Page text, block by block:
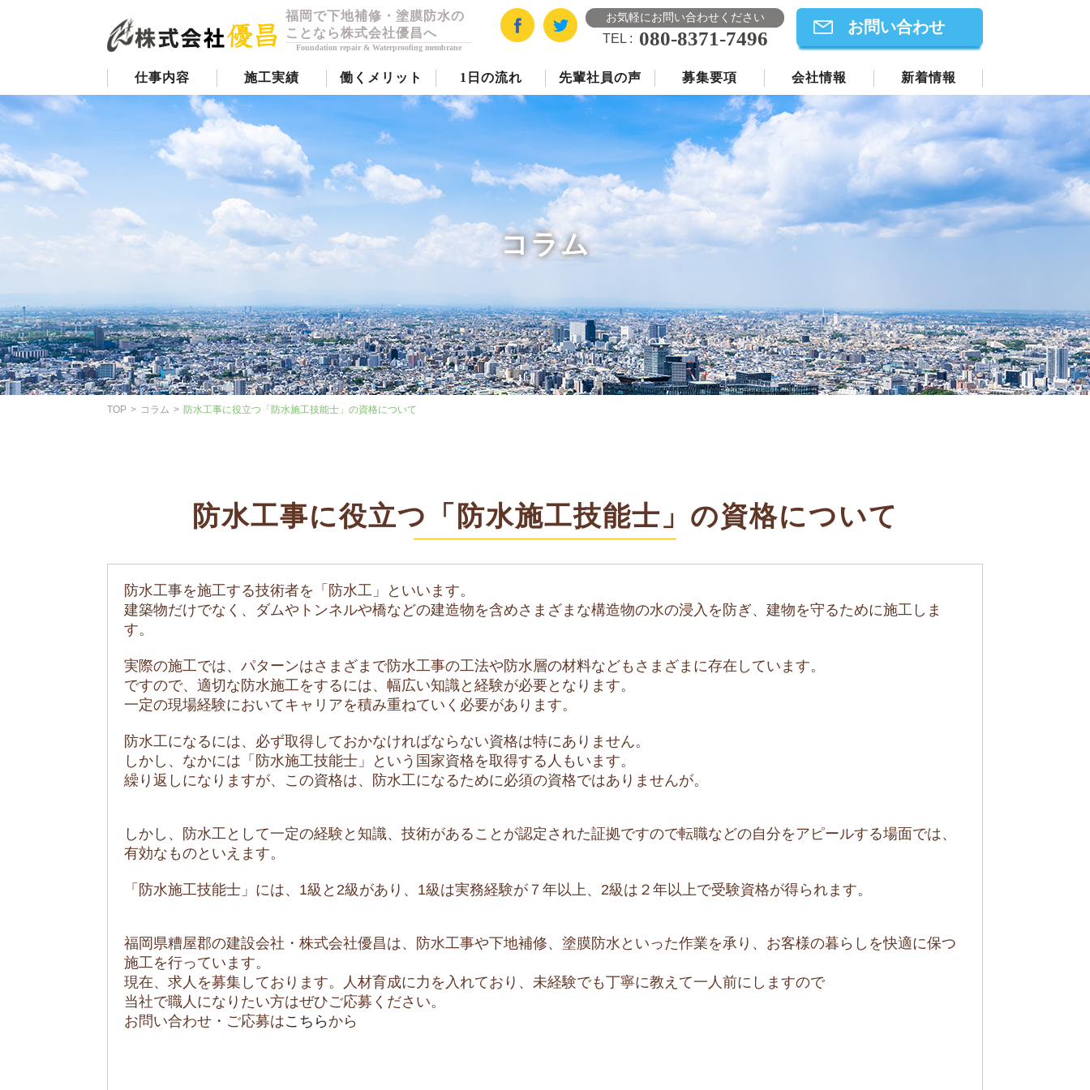
福岡で下地補修・塗膜防水の
ことなら株式会社優昌へ
Foundation repair & Waterproofing membrane
お気軽にお問い合わせください
TEL 080-8371-7496
お問い合わせ
仕事内容 施工実績 働くメリット 1日の流れ 先輩社員の声 募集要項 会社情報 新着情報
コラム
TOP コラム 防水工事に役立つ「防水施工技能士」の資格について
防水工事に役立つ「防水施工技能士」の資格について
防水工事を施工する技術者を「防水工」といいます。
建築物だけでなく、ダムやトンネルや橋などの建造物を含めさまざまな構造物の水の浸入を防ぎ、建物を守るために施工しま
す。
実際の施工では、パターンはさまざまで防水工事の工法や防水層の材料などもさまざまに存在しています。
ですので、適切な防水施工をするには、幅広い知識と経験が必要となります。
一定の現場経験においてキャリアを積み重ねていく必要があります。
防水工になるには、必ず取得しておかなければならない資格は特にありません。
しかし、なかには「防水施工技能士」という国家資格を取得する人もいます。
繰り返しになりますが、この資格は、防水工になるために必須の資格ではありませんが。
しかし、防水工として一定の経験と知識、技術があることが認定された証拠ですので転職などの自分をアピールする場面では、
有効なものといえます。
「防水施工技能士」には、1級と2級があり、1級は実務経験が７年以上、2級は２年以上で受験資格が得られます。
福岡県糟屋郡の建設会社・株式会社優昌は、防水工事や下地補修、塗膜防水といった作業を承り、お客様の暮らしを快適に保つ
施工を行っています。
現在、求人を募集しております。人材育成に力を入れており、未経験でも丁寧に教えて一人前にしますので
当社で職人になりたい方はぜひご応募ください。
お問い合わせ・ご応募はこちら から